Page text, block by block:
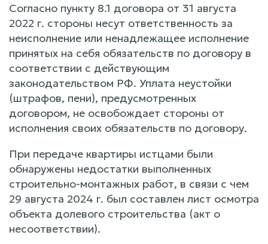
Согласно пункту 8.1 договора от 31 августа
2022 г. стороны несут ответственность за
неисполнение или ненадлежащее исполнение
принятых на себя обязательств по договору в
соответствии с действующим
законодательством РФ. Уплата неустойки
(штрафов, пени), предусмотренных
договором, не освобождает стороны от
исполнения своих обязательств по договору.
При передаче квартиры истцами были
обнаружены недостатки выполненных
строительно-монтажных работ, в связи с чем
29 августа 2024 г. был составлен лист осмотра
объекта долевого строительства (акт о
несоответствии).